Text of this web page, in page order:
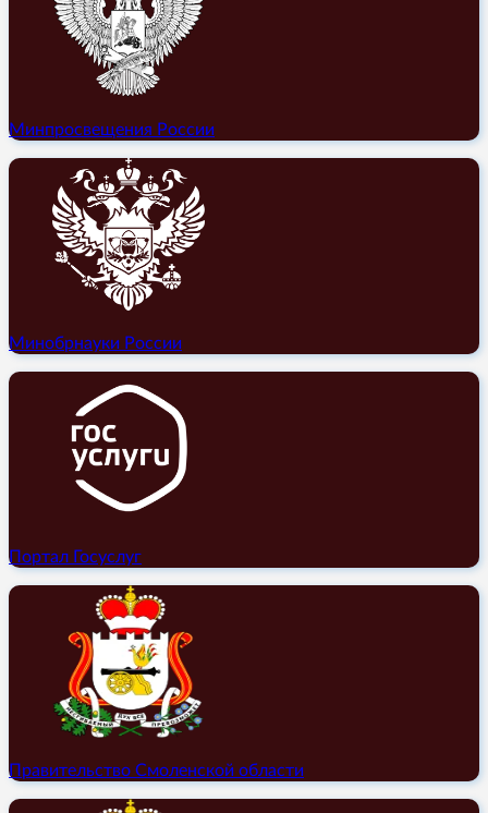
Минпросвещения России
Минобрнауки России
Портал Госуслуг
Правительство Смоленской области